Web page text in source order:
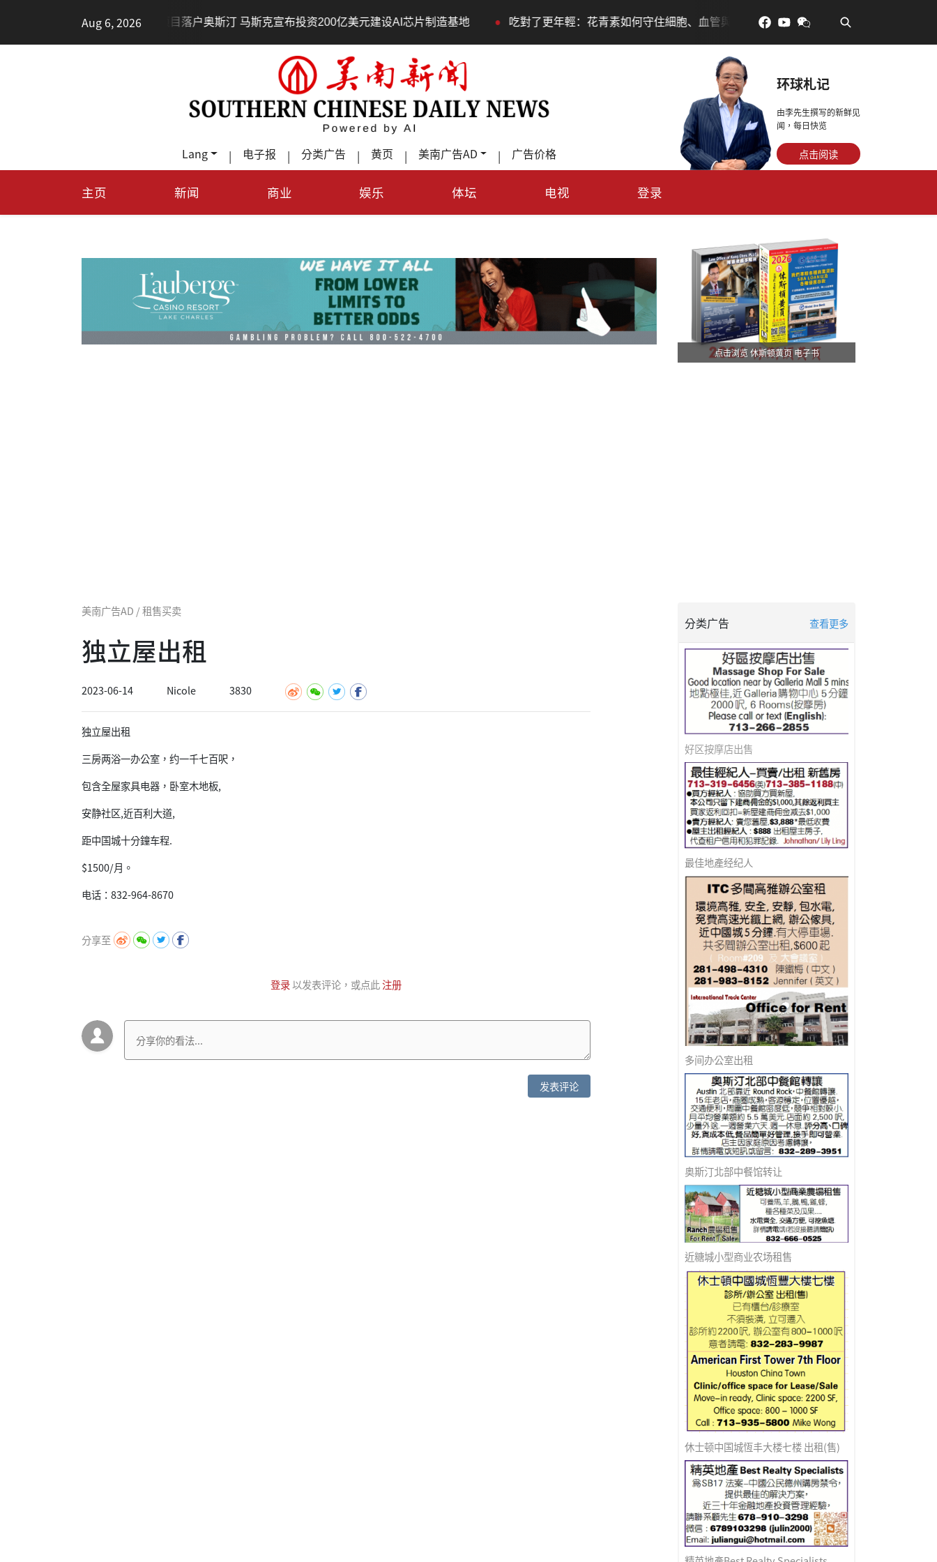
Aug 6, 2026
德州TeraFab芯片项目落户奥斯汀 马斯克宣布投资200亿美元建设AI芯片制造基地 • 吃對了更年輕：花青素如何守住細胞、血管與大腦活力 眼睛好累?古人說「久視傷血」道
Lang | 电子报 | 分类广告 | 黄页 | 美南广告AD | 广告价格
环球札记
由李先生撰写的新鲜见
闻，每日快览
点击阅读
主页 新闻 商业 娱乐 体坛 电视 登录
点击浏览 休斯顿黄页 电子书
美南广告AD / 租售买卖
独立屋出租
2023-06-14 Nicole 3830
独立屋出租
三房两浴一办公室，约一千七百呎，
包含全屋家具电器，卧室木地板,
安静社区,近百利大道,
距中国城十分鐘车程.
$1500/月。
电话：832-964-8670
分享至
登录以发表评论，或点此注册
发表评论
分类广告 查看更多
好区按摩店出售
最佳地產经纪人
多间办公室出租
奥斯汀北部中餐馆转让
近糖城小型商业农场租售
休士顿中国城恆丰大楼七楼 出租(售)